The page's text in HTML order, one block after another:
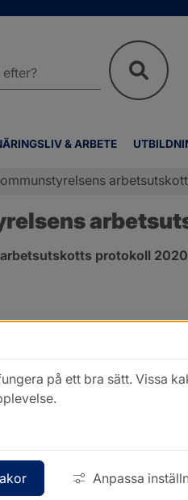
& ARBETE
protokoll
413.3 kB, öppnas i nytt
på ett bra sätt. Vissa
Anpassa